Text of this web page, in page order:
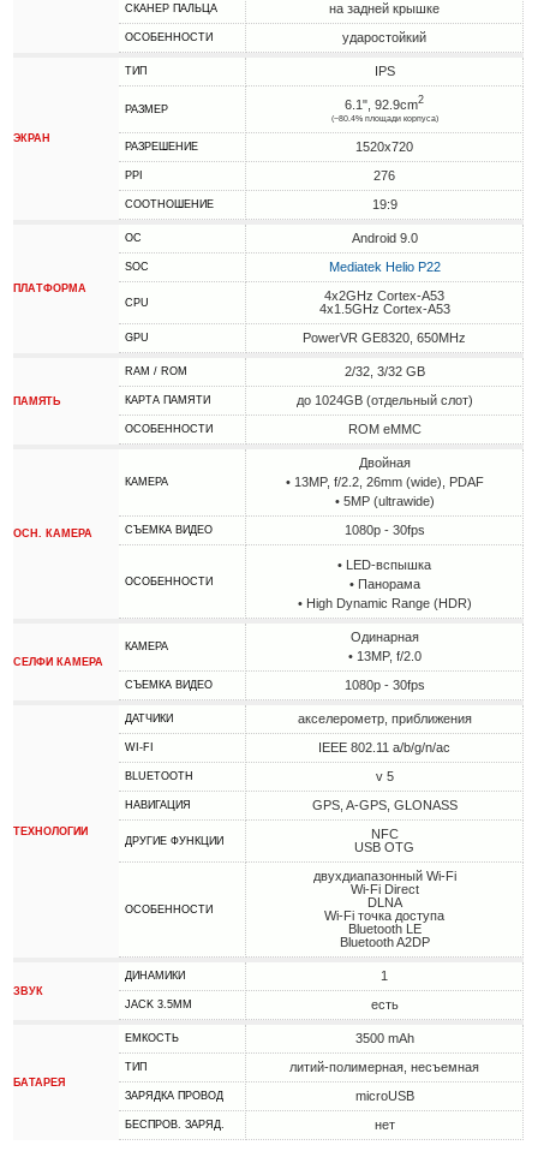
СКАНЕР ПАЛЬЦА на задней крышке
ОСОБЕННОСТИ ударостойкий
ЭКРАН
ТИП IPS
РАЗМЕР 6.1", 92.9cm2
(~80.4% площади корпуса)
РАЗРЕШЕНИЕ 1520x720
PPI 276
СООТНОШЕНИЕ 19:9
ПЛАТФОРМА
ОС Android 9.0
SOC Mediatek Helio P22
CPU
4x2GHz Cortex-A53
4x1.5GHz Cortex-A53
GPU PowerVR GE8320, 650MHz
ПАМЯТЬ
RAM / ROM 2/32, 3/32 GB
КАРТА ПАМЯТИ до 1024GB (отдельный слот)
ОСОБЕННОСТИ ROM eMMC
ОСН. КАМЕРА
КАМЕРА
Двойная
• 13MP, f/2.2, 26mm (wide), PDAF
• 5MP (ultrawide)
СЪЕМКА ВИДЕО 1080p - 30fps
ОСОБЕННОСТИ
• LED-вспышка
• Панорама
• High Dynamic Range (HDR)
СЕЛФИ КАМЕРА
КАМЕРА
Одинарная
• 13MP, f/2.0
СЪЕМКА ВИДЕО 1080p - 30fps
ТЕХНОЛОГИИ
ДАТЧИКИ акселерометр, приближения
WI-FI IEEE 802.11 a/b/g/n/ac
BLUETOOTH v 5
НАВИГАЦИЯ GPS, A-GPS, GLONASS
ДРУГИЕ ФУНКЦИИ
NFC
USB OTG
ОСОБЕННОСТИ
двухдиапазонный Wi-Fi
Wi-Fi Direct
DLNA
Wi-Fi точка доступа
Bluetooth LE
Bluetooth A2DP
ЗВУК
ДИНАМИКИ 1
JACK 3.5MM есть
БАТАРЕЯ
ЕМКОСТЬ 3500 mAh
ТИП литий-полимерная, несъемная
ЗАРЯДКА ПРОВОД microUSB
БЕСПРОВ. ЗАРЯД. нет